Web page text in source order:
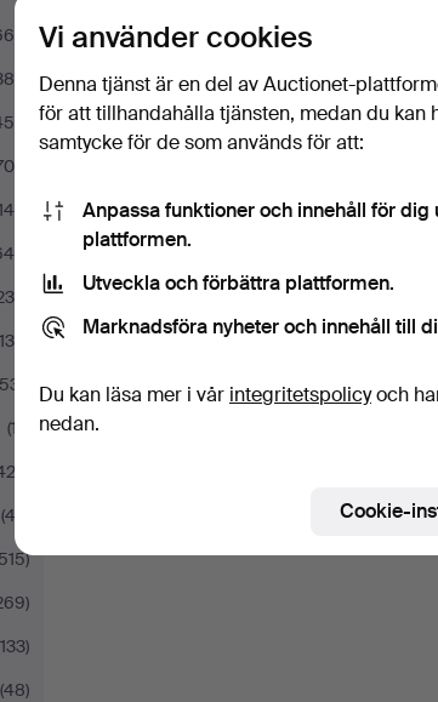
(17)
(43)
(48)
Bevaka sökning
Vi använder cookies
Denna tjänst är en del av Auctionet-
för att tillhandahålla tjänsten, medan du kan
samtycke för de som används för att:
Anpassa funktioner och innehåll för dig
plattformen.
Utveckla och förbättra plattformen.
Marknadsföra nyheter och innehåll till
Du kan läsa mer i vår integritetspolicyoch
nedan.
Cookie-